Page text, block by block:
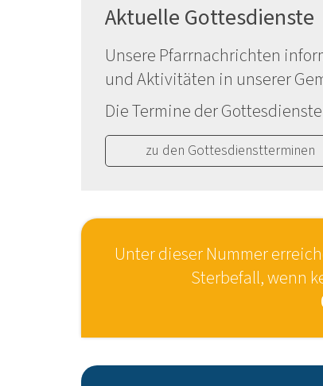
Aktuelle Gottesdienste
Unsere Pfarrnachrichten
und Aktivitäten in unserer
Die Termine der
zu den Gottesdienstterminen
Unter dieser Nummer
Sterbefall, wenn